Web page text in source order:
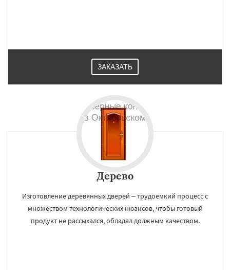
ЗАКАЗАТЬ
Дерево
Изготовление деревянных дверей – трудоемкий процесс с
множеством технологических нюансов, чтобы готовый
продукт не рассыхался, обладал должным качеством.